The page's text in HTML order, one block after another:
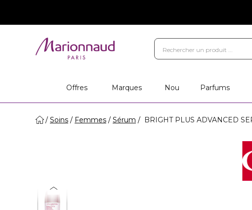
Offres Marques Nou Parfums
Soins Femmes Sérum BRIGHT PLUS ADVANCED